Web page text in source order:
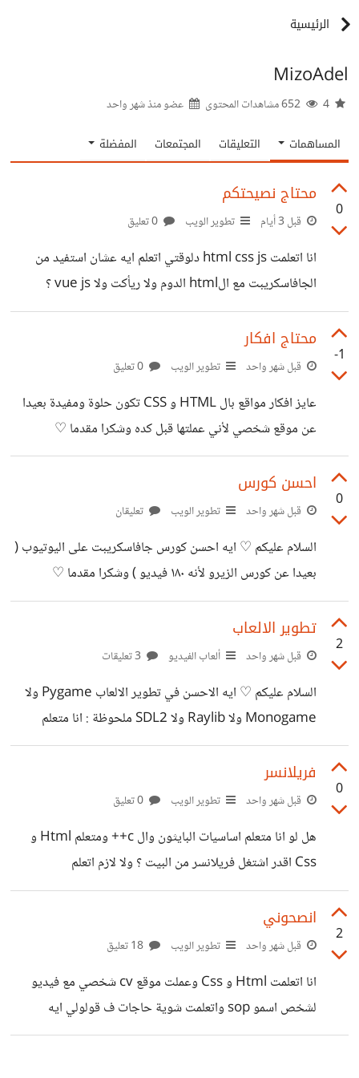
الرئيسية
MizoAdel
عضو منذشهر واحد
المساهمات التعليقات المجتمعات المفضلة
0
محتاج نصيحتكم
قبل 3 أيام تطوير الويب
انا اتعلمت html css js دلوقتي اتعلم ايه عشان استفيد من
الجافاسكريبت مع الhtml الدوم ولا ريأكت ولا vue js ؟
-1
محتاج افكار
قبل شهر واحد تطوير الويب
عايز افكار مواقع بال HTML و CSS تكون حلوة ومفيدة بعيدا
عن موقع شخصي لأني عملتها قبل كده وشكرا مقدما ♡
0
احسن كورس
قبل شهر واحد تطوير الويب تعليقان
السلام عليكم ♡ ايه احسن كورس جافاسكريبت على اليوتيوب (
بعيدا عن كورس الزيرو لأنه ١٨٠ فيديو ) وشكرا مقدما ♡
2
تطوير الالعاب
قبل شهر واحد ألعاب الفيديو
السلام عليكم ♡ ايه الاحسن في تطوير الالعاب Pygame ولا
Monogame ولا Raylib ولا SDL2 ملحوظة : انا متعلم
البايثون واساسيات الC++ ومش عايز اي محرك شكرا مقدما ♡
0
فريلانسر
قبل شهر واحد تطوير الويب
هل لو انا متعلم اساسيات البايثون وال c++ ومتعلم Html و
Css اقدر اشتغل فريلانسر من البيت ؟ ولا لازم اتعلم
جافاسكريبت او PHP ؟
2
انصحوني
قبل شهر واحد تطوير الويب
انا اتعلمت Html و Css وعملت موقع cv شخصي مع فيديو
لشخص اسمو sop واتعلمت شوية حاجات ف قولولي ايه
الخطوة الجاية وهل لازم اتعلم JavaScript رابط موقعي :